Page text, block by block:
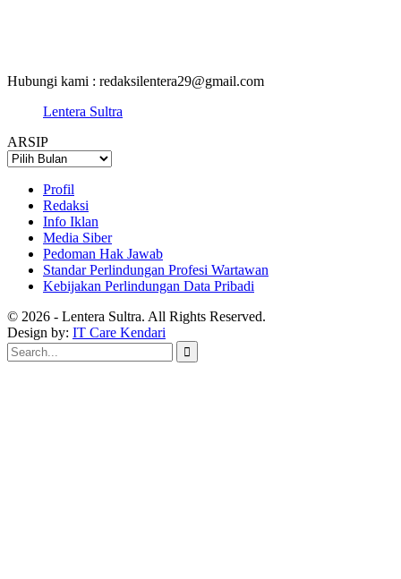
Hubungi kami : redaksilentera29@gmail.com
Lentera Sultra
ARSIP
ARSIP
Profil
Redaksi
Info Iklan
Media Siber
Pedoman Hak Jawab
Standar Perlindungan Profesi Wartawan
Kebijakan Perlindungan Data Pribadi
© 2026 - Lentera Sultra. All Rights Reserved.
Design by: IT Care Kendari